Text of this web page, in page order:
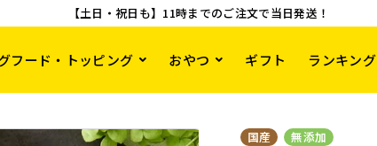
【土日・祝日も】11時までのご注文で当日発送！
フード・トッピング おやつ ギフト ランキング
国産 無添加